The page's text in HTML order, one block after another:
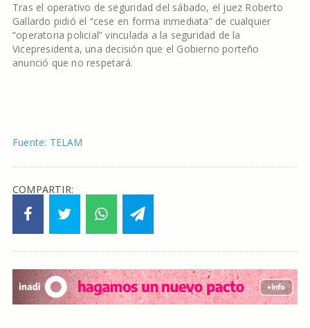
Tras el operativo de seguridad del sábado, el juez Roberto
Gallardo pidió el “cese en forma inmediata” de cualquier
“operatoria policial” vinculada a la seguridad de la
Vicepresidenta, una decisión que el Gobierno porteño
anunció que no respetará.
Fuente: TELAM
COMPARTIR: